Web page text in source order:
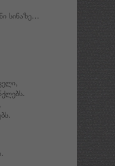
სინაზე…